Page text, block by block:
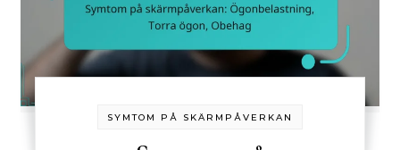
SYMTOM PÅ SKÄRMPÅVERKAN